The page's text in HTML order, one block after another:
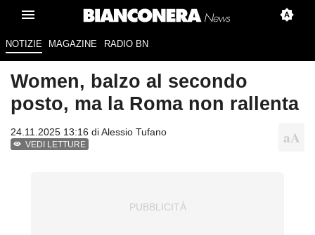
NOTIZIE MAGAZINE RADIO BN
Women, balzo al secondo
posto, ma la Roma non rallenta
24.11.2025 13:16 diAlessio Tufano
VEDI LETTURE